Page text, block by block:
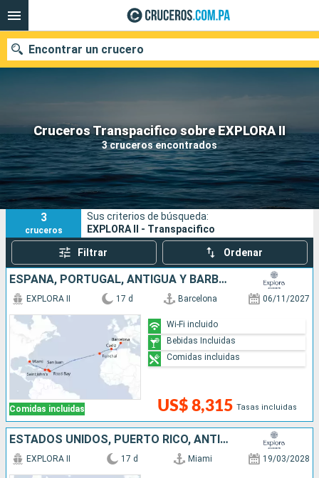
Cruceros Transpacifico sobre EXPLORA II
3 cruceros encontrados
Encontrar un crucero
Nuestros destinos
Fecha de salida
Puertos Compañías
Buscar
3
cruceros
Sus criterios de búsqueda:
EXPLORA II - Transpacifico
Filtrar Ordenar
ESPAÑA, PORTUGAL, ANTIGUA Y BARBUDA, , PUERTO RICO, ESTADOS UNIDOS
Comidas incluidas
EXPLORA II 17 d Barcelona 06/11/2027
US$ 8,315 Tasas incluidas
Wi-Fi incluido
Bebidas Incluidas
Comidas incluidas
ESTADOS UNIDOS, PUERTO RICO, ANTIGUA Y BARBUDA, PORTUGAL, ESPAÑA
EXPLORA II 17 d Miami 19/03/2028